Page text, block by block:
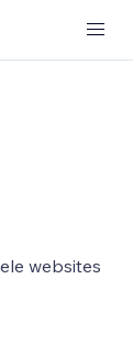
websites